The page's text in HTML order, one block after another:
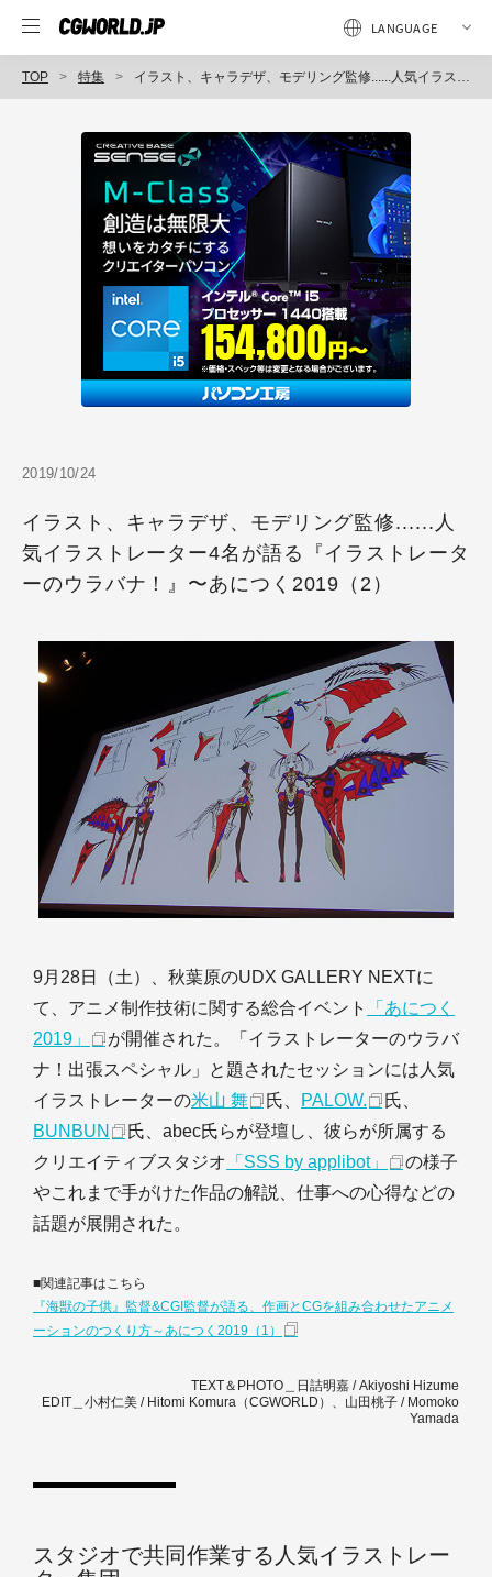
TOP 特集 イラスト、キャラデザ、モデリング監修......人気イラストレーター4名が語る『イラストレーターのウラバナ！』〜あにつく2019（2）
2019/10/24
イラスト、キャラデザ、モデリング監修......人
気イラストレーター4名が語る『イラストレータ
ーのウラバナ！』〜あにつく2019（2）
9月28日（土）、秋葉原のUDX GALLERY NEXTに
て、アニメ制作技術に関する総合イベント
「あにつく
2019」
が開催された。「イラストレーターのウラバ
ナ！出張スペシャル」と題されたセッションには人気
イラストレーターの米山 舞 氏、 PALOW.
氏、
BUNBUN
氏、abec氏らが登壇し、彼らが所属する
クリエイティブスタジオ 「SSS by applibot」
の様子
やこれまで手がけた作品の解説、仕事への心得などの
話題が展開された。
■関連記事はこちら
『海獣の子供』監督&CGI監督が語る、作画とCGを組み合わせたアニメ
ーションのつくり方～あにつく2019（1）
TEXT＆PHOTO＿日詰明嘉 / Akiyoshi Hizume
EDIT＿小村仁美 / Hitomi Komura（CGWORLD）、山田桃子 / Momoko
Yamada
スタジオで共同作業する人気イラストレー